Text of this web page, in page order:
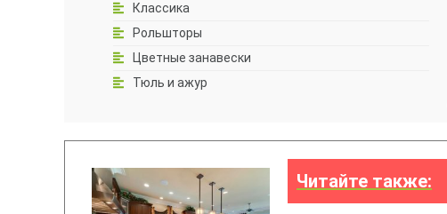
Классика
Рольшторы
Цветные занавески
Тюль и ажур
Читайте также: